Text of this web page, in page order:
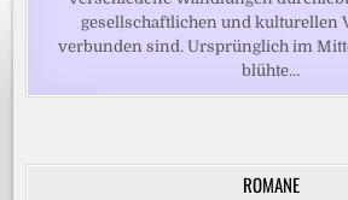
gesellschaftlichen und kulturellen
verbunden sind. Ursprünglich im
blühte…
ROMANE